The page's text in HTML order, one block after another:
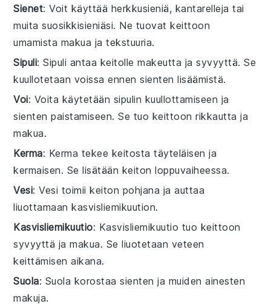
Sienet: Voit käyttää herkkusieniä, kantarelleja tai
muita suosikkisieniäsi. Ne tuovat keittoon
umamista makua ja tekstuuria.
Sipuli: Sipuli antaa keitolle makeutta ja syvyyttä. Se
kuullotetaan voissa ennen sienten lisäämistä.
Voi: Voita käytetään sipulin kuullottamiseen ja
sienten paistamiseen. Se tuo keittoon rikkautta ja
makua.
Kerma: Kerma tekee keitosta täyteläisen ja
kermaisen. Se lisätään keiton loppuvaiheessa.
Vesi: Vesi toimii keiton pohjana ja auttaa
liuottamaan kasvisliemikuution.
Kasvisliemikuutio: Kasvisliemikuutio tuo keittoon
syvyyttä ja makua. Se liuotetaan veteen
keittämisen aikana.
Suola: Suola korostaa sienten ja muiden ainesten
makuja.